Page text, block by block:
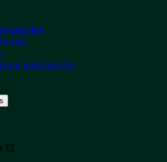
małoletnich
12